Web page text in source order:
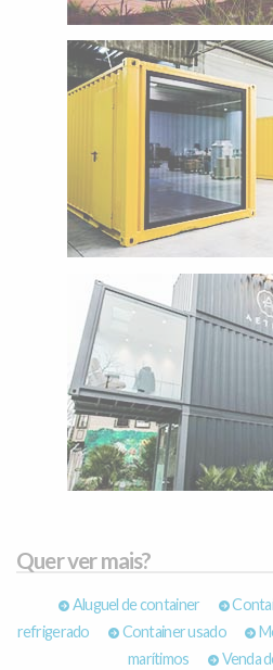
Quer ver mais?
Aluguel de container
refrigerado
Container usado
marítimos
Venda